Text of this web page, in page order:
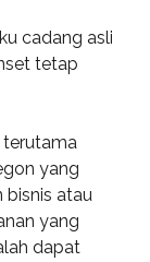
cadang asli
tetap
terutama
yang
bisnis atau
yang
dapat